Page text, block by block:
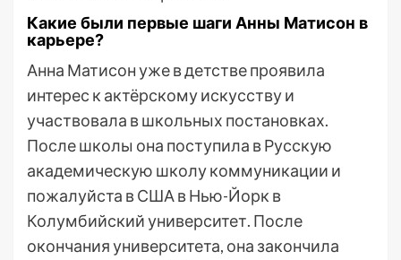
Какие были первые шаги Анны Матисон в
карьере?
Анна Матисон уже в детстве проявила
интерес к актёрскому искусству и
участвовала в школьных постановках.
После школы она поступила в Русскую
академическую школу коммуникации и
пожалуйста в США в Нью-Йорк в
Колумбийский университет. После
окончания университета, она закончила